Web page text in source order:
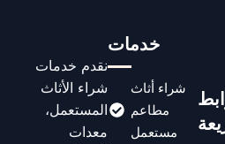
نقدم خدمات
شراء الأثاث
المستعمل،
معدات
خدمات
شراء أثاث
مطاعم
مستعمل